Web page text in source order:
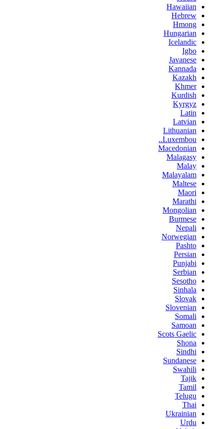
Hawaiian
Hebrew
Hmong
Hungarian
Icelandic
Igbo
Javanese
Kannada
Kazakh
Khmer
Kurdish
Kyrgyz
Latin
Latvian
Lithuanian
Luxembou..
Macedonian
Malagasy
Malay
Malayalam
Maltese
Maori
Marathi
Mongolian
Burmese
Nepali
Norwegian
Pashto
Persian
Punjabi
Serbian
Sesotho
Sinhala
Slovak
Slovenian
Somali
Samoan
Scots Gaelic
Shona
Sindhi
Sundanese
Swahili
Tajik
Tamil
Telugu
Thai
Ukrainian
Urdu